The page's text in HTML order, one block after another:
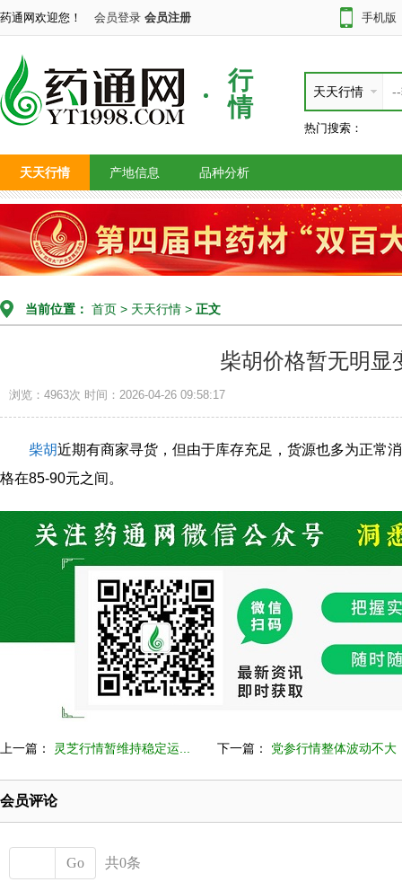
药通网欢迎您！ 会员登录 会员注册 手机版
行
情
天天行情
热门搜索：
天天行情 产地信息 品种分析
当前位置： 首页 > 天天行情 > 正文
柴胡价格暂无明显
浏览：4963次 时间：2026-04-26 09:58:17
柴胡近期有商家寻货，但由于库存充足，货源也多为正常
格在85-90元之间。
上一篇： 灵芝行情暂维持稳定运... 下一篇： 党参行情整体波动不大
会员评论
Go 共0条